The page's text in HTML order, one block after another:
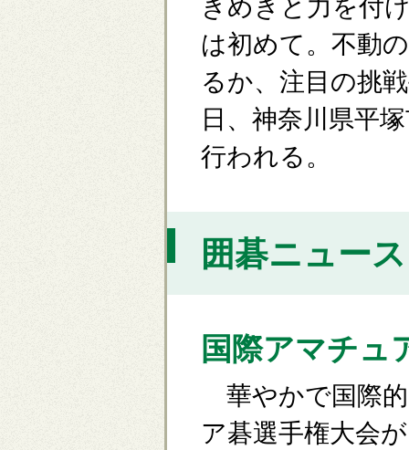
きめきと力を付
は初めて。不動
るか、注目の挑
日、神奈川県平
行われる。
囲碁ニュー
国際アマチュ
華やかで国際
ア碁選手権大会